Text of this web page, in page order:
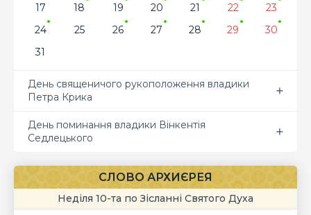
17
18 19 20 21 22
23
24
25 26 27 28 29
30
31
День священичого рукоположення владики
Петра Крика
День поминання владики Вінкентія
Седлецького
СЛОВО АРХИЄРЕЯ
Неділя 10-та по Зісланні Святого Духа